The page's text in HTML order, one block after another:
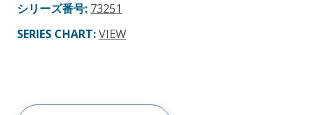
シリーズ番号: 73251
SERIES CHART:VIEW